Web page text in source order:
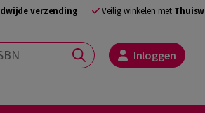
verzending Veilig winkelen met
Inloggen